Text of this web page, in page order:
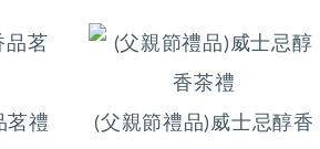
茗禮
(父親節禮品)威士忌醇香